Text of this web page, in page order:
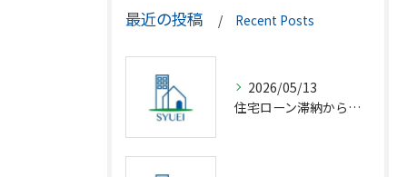
最近の投稿 Recent Posts
2026/05/13
住宅ローン滞納から競売回避の解決策